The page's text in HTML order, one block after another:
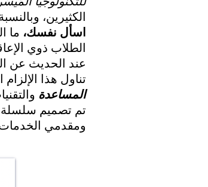
الكثيرين،
اسأل نفسك، ما
الطلاب ذوي
عند الحديث عن
تناول هذا
المساعدة
تم تصميم سلسلة
ومقدمي الخدمات